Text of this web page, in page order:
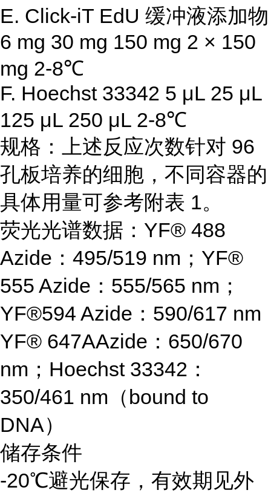
E. Click-iT EdU 缓冲液添加物
6 mg 30 mg 150 mg 2 × 150
mg 2-8℃
F. Hoechst 33342 5 μL 25 μL
125 μL 250 μL 2-8℃
规格：上述反应次数针对 96
孔板培养的细胞，不同容器的
具体用量可参考附表 1。
荧光光谱数据：YF® 488
Azide：495/519 nm；YF®
555 Azide：555/565 nm；
YF®594 Azide：590/617 nm
YF® 647AAzide：650/670
nm；Hoechst 33342：
350/461 nm（bound to
DNA）
储存条件
-20℃避光保存，有效期见外